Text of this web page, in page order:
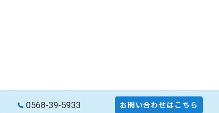
0568-39-5933 お問い合わせはこちら